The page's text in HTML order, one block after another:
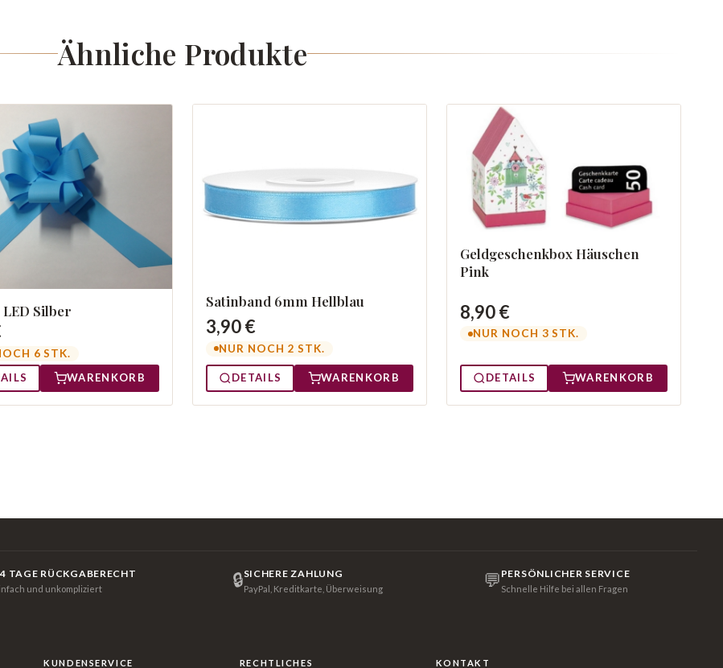
Ähnliche Produkte
LED Silber
6 STK.
WARENKORB
Satinband 6mm Hellblau
3,90 €
NUR NOCH 2 STK.
DETAILS WARENKORB
Geldgeschenkbox Häuschen
Pink
8,90 €
NUR NOCH 3 STK.
DETAILS WARENKORB
TAGE RÜCKGABERECHT
und unkompliziert 🔒SICHERE ZAHLUNG
PayPal, Kreditkarte, Überweisung 💬 PERSÖNLICHER SERVICE
Schnelle Hilfe bei allen Fragen
KUNDENSERVICE RECHTLICHES KONTAKT